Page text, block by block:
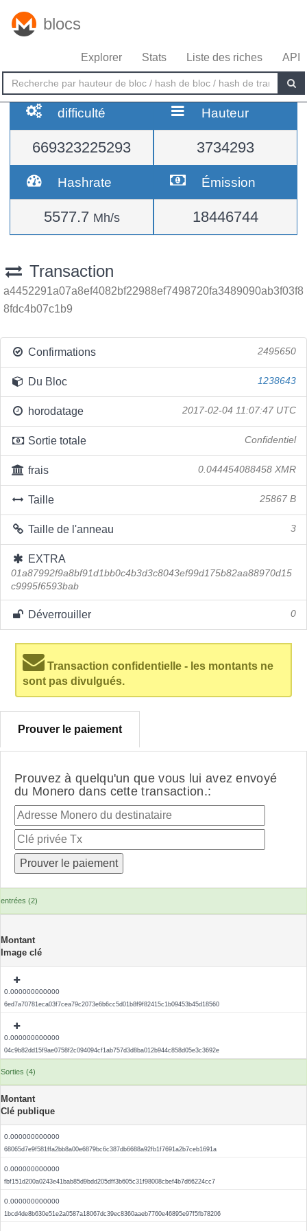
blocs
Explorer Stats Liste des riches API
difficulté
669323225293
Hauteur
3734293
Hashrate
5577.7 Mh/s
Émission
18446744
Transaction
a4452291a07a8ef4082bf22988ef7498720fa3489090ab3f03f8
8fdc4b07c1b9
Confirmations 2495650
Du Bloc 1238643
horodatage 2017-02-04 11:07:47 UTC
Sortie totale Confidentiel
frais 0.044454088458 XMR
Taille 25867 B
Taille de l'anneau 3
EXTRA
01a87992f9a8bf91d1bb0c4b3d3c8043ef99d175b82aa88970d15
c9995f6593bab
Déverrouiller 0
Transaction confidentielle - les montants ne
sont pas divulgués.
Prouver le paiement
Prouvez à quelqu'un que vous lui avez envoyé
du Monero dans cette transaction.:
entrées (2)
Montant
Image clé
0.000000000000
6ed7a70781eca03f7cea79c2073e6b6cc5d01b8f9f82415c1b09453b45d18560
0.000000000000
04c9b82dd15f9ae0758f2c094094cf1ab757d3d8ba012b944c858d05e3c3692e
Sorties (4)
Montant
Clé publique
0.000000000000
68065d7e9f581ffa2bb8a00e6879bc6c387db6688a92fb1f7691a2b7ceb1691a
0.000000000000
fbf151d200a0243e41bab85d9bdd205dff3b605c31f98008cbef4b7d66224cc7
0.000000000000
1bcd4de8b630e51e2a0587a18067dc39ec8360aaeb7760e46895e97f5fb78206